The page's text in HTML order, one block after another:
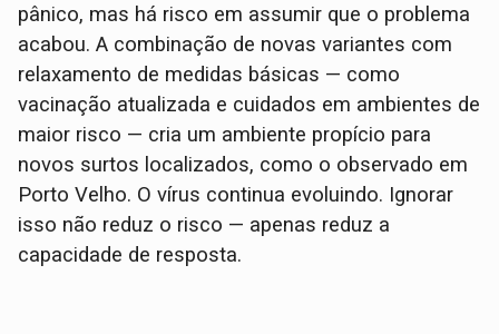
pânico, mas há risco em assumir que o problema
acabou. A combinação de novas variantes com
relaxamento de medidas básicas — como
vacinação atualizada e cuidados em ambientes de
maior risco — cria um ambiente propício para
novos surtos localizados, como o observado em
Porto Velho. O vírus continua evoluindo. Ignorar
isso não reduz o risco — apenas reduz a
capacidade de resposta.